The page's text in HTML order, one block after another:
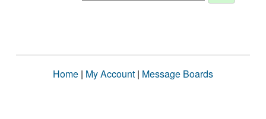
Home | My Account | Message Boards